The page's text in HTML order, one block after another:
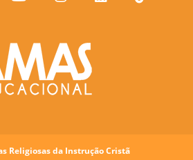
Religiosas da Instrução Cristã